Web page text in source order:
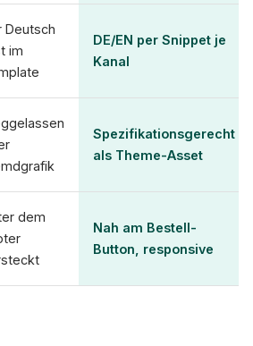
Deutsch
im
DE/EN per Snippet je
Kanal
Spezifikationsgerecht
als Theme-Asset
dem
Nah am Bestell-
Button, responsive